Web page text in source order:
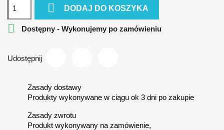
 DODAJ DO KOSZYKA
 Dostępny - Wykonujemy po zamówieniu
Udostępnij
Zasady dostawy
Produkty wykonywane w ciągu ok 3 dni po zakupie
Zasady zwrotu
Produkt wykonywany na zamówienie,